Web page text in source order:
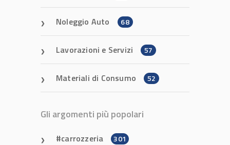
Noleggio Auto 68
Lavorazioni e Servizi 57
Materiali di Consumo 52
Gli argomenti più popolari
carrozzeria 301